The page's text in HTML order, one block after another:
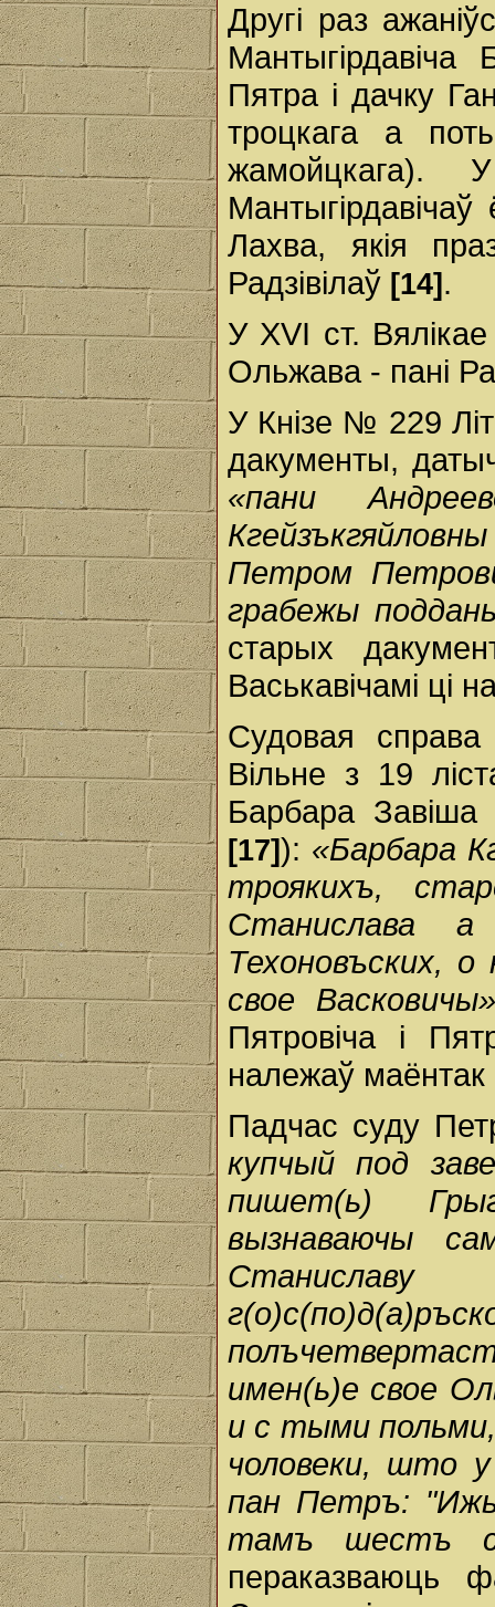
Другі раз
Пятра і дачку
троцкага а
жамойцкага).
Лахва, якія
Радзівілаў [14] .
У XVI ст.
Ольжава - пані
У Кнізе № 229
дакументы,
«пани
Петром
грабежы
старых
Васькавічамі ці
Судовая справа
Вільне з 19
Барбара Завіша
[17]): «Барбара
троякихъ,
Станислава
Техоновъских,
свое
Пятровіча і
належаў
Падчас суду
купчый под
пишет(ь)
вызнаваючы
имен(ь)е свое
и с тыми
чоловеки, што
пан Петръ:
тамъ шестъ
пераказваюць